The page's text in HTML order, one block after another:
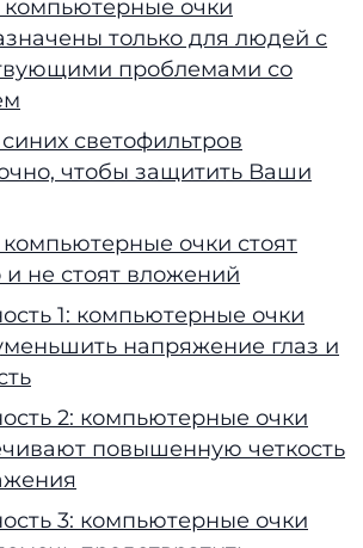
очки
только для людей с
проблемами со
светофильтров
чтобы защитить Ваши
очки стоят
и не стоят вложений
1: компьютерные очки
напряжение глаз и
2: компьютерные очки
повышенную четкость
3: компьютерные очки